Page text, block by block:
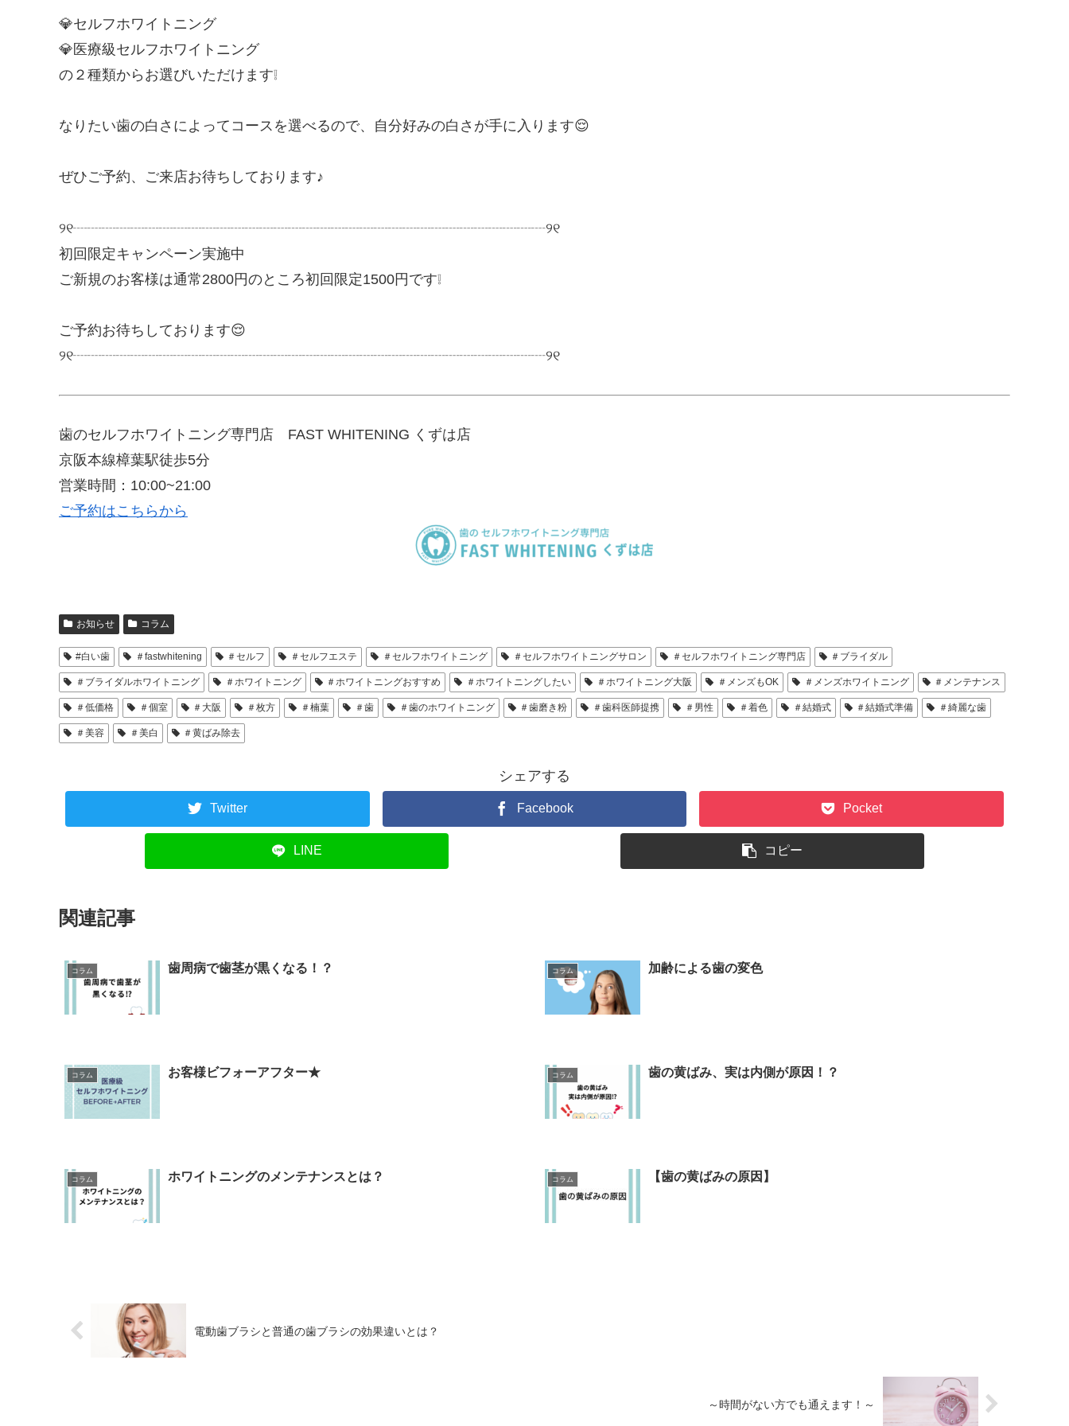
💎セルフホワイトニング
💎医療級セルフホワイトニング
の２種類からお選びいただけます❕
なりたい歯の白さによってコースを選べるので、自分好みの白さが手に入ります😌
ぜひご予約、ご来店お待ちしております♪
୨୧┈┈┈┈┈┈┈┈┈┈┈┈┈┈┈┈┈┈┈┈┈┈┈┈┈┈┈┈┈┈┈┈┈୨୧
初回限定キャンペーン実施中
ご新規のお客様は通常2800円のところ初回限定1500円です❕
ご予約お待ちしております😌
୨୧┈┈┈┈┈┈┈┈┈┈┈┈┈┈┈┈┈┈┈┈┈┈┈┈┈┈┈┈┈┈┈┈┈୨୧
歯のセルフホワイトニング専門店 FAST WHITENING くずは店
京阪本線樟葉駅徒歩5分
営業時間：10:00~21:00
ご予約はこちらから
お知らせ コラム
#白い歯 ＃fastwhitening ＃セルフ ＃セルフエステ ＃セルフホワイトニング ＃セルフホワイトニングサロン ＃セルフホワイトニング専門店 ＃ブライダル
＃ブライダルホワイトニング ＃ホワイトニング ＃ホワイトニングおすすめ ＃ホワイトニングしたい ＃ホワイトニング大阪 ＃メンズもOK ＃メンズホワイトニング ＃メンテナンス
＃低価格 ＃個室 ＃大阪 ＃枚方 ＃楠葉 ＃歯 ＃歯のホワイトニング ＃歯磨き粉 ＃歯科医師提携 ＃男性 ＃着色 ＃結婚式 ＃結婚式準備 ＃綺麗な歯
＃美容 ＃美白 ＃黄ばみ除去
シェアする
Twitter Facebook Pocket
LINE コピー
関連記事
コラム 歯周病で歯茎が黒くなる！？ コラム 加齢による歯の変色
コラム お客様ビフォーアフター★ コラム 歯の黄ばみ、実は内側が原因！？
コラム ホワイトニングのメンテナンスとは？ コラム 【歯の黄ばみの原因】
電動歯ブラシと普通の歯ブラシの効果違いとは？
～時間がない方でも通えます！～